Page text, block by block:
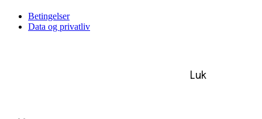
Betingelser
Data og privatliv
Luk